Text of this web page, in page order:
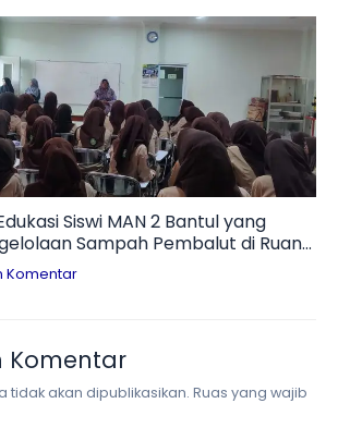
Siswi MAN 2 Bantul yang
Sampah Pembalut di Ruang
Komentar
Komentar
tidak akan dipublikasikan. Ruas yang wajib